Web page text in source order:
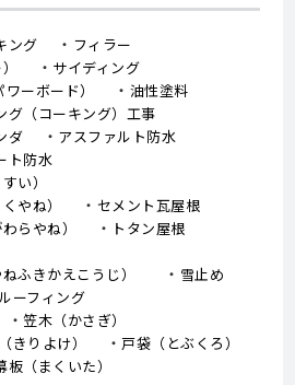
ング
フィラー
サイディング
ーボード）
油性塗料
グ（コーキング）工事
ダ
アスファルト防水
ト防水
い）
やね）
セメント瓦屋根
らやね）
トタン屋根
ふきかえこうじ）
雪止め
ーフィング
笠木（かさぎ）
きりよけ）
戸袋（とぶくろ）
板（まくいた）